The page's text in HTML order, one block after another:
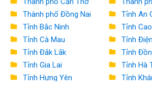
Bộ Khoa học và Công nghệ
Bộ Giáo dục và Đào tạo
Bộ Y tế
Bộ Dân tộc và Tôn giáo
Thành phố Đồng Nai
Tỉnh An
Tỉnh Bắc Ninh
Tỉnh
Tỉnh Cà Mau
Tỉnh
Tỉnh Đắk Lắk
Tỉnh
Tỉnh Gia Lai
Tỉnh Hà
Tỉnh Hưng Yên
Tỉnh